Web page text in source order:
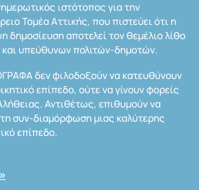
ιστότοπος για την
Τομέα Αττικής, που πιστεύει ότι η
δημοσίευση αποτελεί τον θεμέλιο λίθο
και υπεύθυνων πολιτών-δημοτών.
δεν φιλοδοξούν να κατευθύνουν
επίπεδο, ούτε να γίνουν φορείς
Αντιθέτως, επιθυμούν να
συν-διαμόρφωση μιας καλύτερης
επίπεδο.